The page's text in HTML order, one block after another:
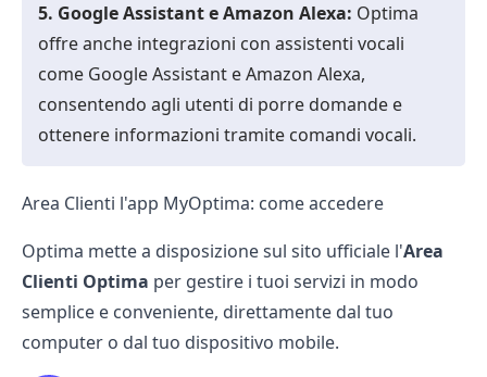
5. Google Assistant e Amazon Alexa: Optima
offre anche integrazioni con assistenti vocali
come Google Assistant e Amazon Alexa,
consentendo agli utenti di porre domande e
ottenere informazioni tramite comandi vocali.
Area Clienti l'app MyOptima: come accedere
Optima mette a disposizione sul sito ufficiale l'Area
Clienti Optima per gestire i tuoi servizi in modo
semplice e conveniente, direttamente dal tuo
computer o dal tuo dispositivo mobile.